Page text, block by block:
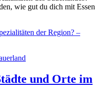
wie gut du dich mit Essen
der Region? –
und Orte im